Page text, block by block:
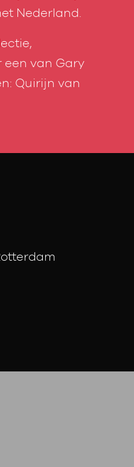
Nederland.
een van Gary
Quirijn van